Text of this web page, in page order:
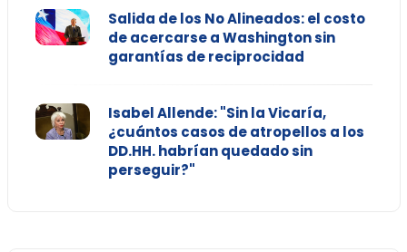
Salida de los No Alineados: el costo
de acercarse a Washington sin
garantías de reciprocidad
Isabel Allende: "Sin la Vicaría,
¿cuántos casos de atropellos a los
DD.HH. habrían quedado sin
perseguir?"